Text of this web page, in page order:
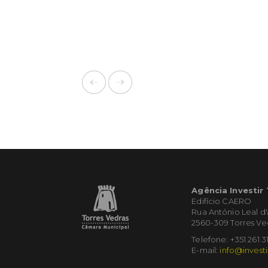
Agência Investir
Edifício CAERO
Rua António Leal
2560-309 Torres
Telefone: +351 261
E-mail: